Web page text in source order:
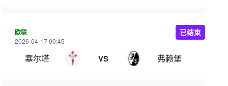
欧联
2026-04-17 00:45
塞尔塔 VS 弗赖堡
已结束